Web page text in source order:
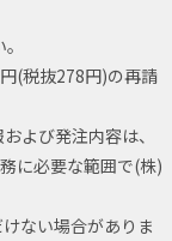
(税抜278円)の再請
よび発注内容は、
に必要な範囲で(株)
ない場合がありま